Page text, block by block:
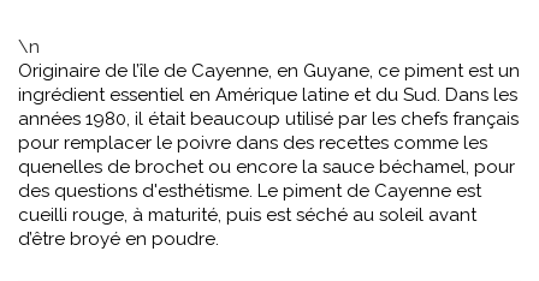
\n
Originaire de l’île de Cayenne, en Guyane, ce piment est un
ingrédient essentiel en Amérique latine et du Sud. Dans les
années 1980, il était beaucoup utilisé par les chefs français
pour remplacer le poivre dans des recettes comme les
quenelles de brochet ou encore la sauce béchamel, pour
des questions d'esthétisme. Le piment de Cayenne est
cueilli rouge, à maturité, puis est séché au soleil avant
d’être broyé en poudre.